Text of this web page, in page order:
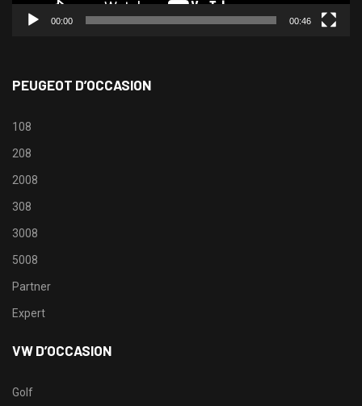
00:00 00:46
PEUGEOT D’OCCASION
108
208
2008
308
3008
5008
Partner
Expert
VW D’OCCASION
Golf